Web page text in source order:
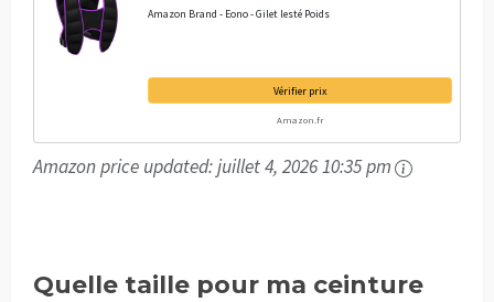
Amazon Brand - Eono - Gilet lesté Poids
Vérifier prix
Amazon.fr
Amazon price updated:juillet 4, 2026 10:35 pm
Quelle taille pour ma ceinture